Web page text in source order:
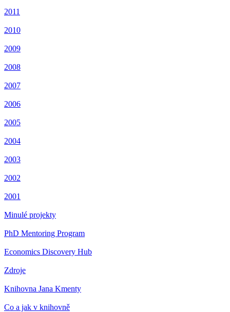
2011
2010
2009
2008
2007
2006
2005
2004
2003
2002
2001
Minulé projekty
PhD Mentoring Program
Economics Discovery Hub
Zdroje
Knihovna Jana Kmenty
Co a jak v knihovně